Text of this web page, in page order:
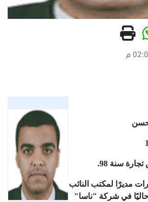
سنة 98.
مديرًا لمكتب النائب
في شركة "ناسا"